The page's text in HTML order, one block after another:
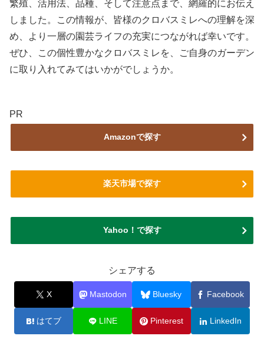
繁殖、活用法、品種、そして注意点まで、網羅的にお伝え
しました。この情報が、皆様のクロバスミレへの理解を深
め、より一層の園芸ライフの充実につながれば幸いです。
ぜひ、この個性豊かなクロバスミレを、ご自身のガーデン
に取り入れてみてはいかがでしょうか。
PR
Amazonで探す
楽天市場で探す
Yahoo！で探す
シェアする
X Mastodon Bluesky Facebook
はてブ LINE Pinterest LinkedIn